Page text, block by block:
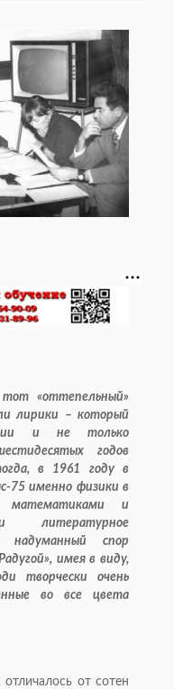
«оттепельный»
лирики – который
и не только
годов
в 1961 году в
75 именно физики в
математиками и
литературное
надуманный спор
имея в виду,
творчески очень
во все цвета
от сотен